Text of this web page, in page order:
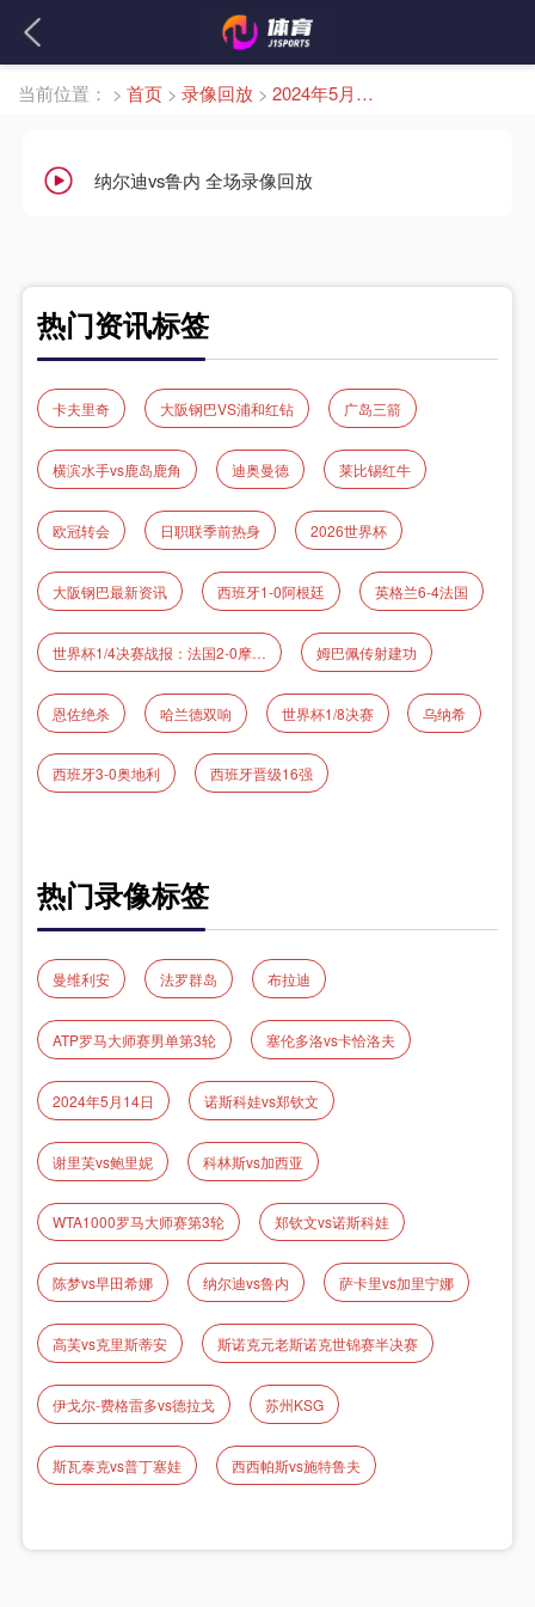
当前位置： > 首页 > 录像回放 > 2024年5月12日
纳尔迪vs鲁内 全场录像回放
热门资讯标签
卡夫里奇 大阪钢巴VS浦和红钻 广岛三箭
横滨水手vs鹿岛鹿角 迪奥曼德 莱比锡红牛
欧冠转会 日职联季前热身 2026世界杯
大阪钢巴最新资讯 西班牙1-0阿根廷 英格兰6-4法国
世界杯1/4决赛战报：法国2‑0摩洛哥 姆巴佩传射率队晋级 姆巴佩传射建功
恩佐绝杀 哈兰德双响 世界杯1/8决赛 乌纳希
西班牙3-0奥地利 西班牙晋级16强
热门录像标签
曼维利安 法罗群岛 布拉迪
ATP罗马大师赛男单第3轮 塞伦多洛vs卡恰洛夫
2024年5月14日 诺斯科娃vs郑钦文
谢里芙vs鲍里妮 科林斯vs加西亚
WTA1000罗马大师赛第3轮 郑钦文vs诺斯科娃
陈梦vs早田希娜 纳尔迪vs鲁内 萨卡里vs加里宁娜
高芙vs克里斯蒂安 斯诺克元老斯诺克世锦赛半决赛
伊戈尔-费格雷多vs德拉戈 苏州KSG
斯瓦泰克vs普丁塞娃 西西帕斯vs施特鲁夫